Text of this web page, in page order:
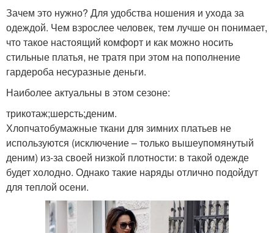
Зачем это нужно? Для удобства ношения и ухода за
одеждой. Чем взрослее человек, тем лучше он понимает,
что такое настоящий комфорт и как можно носить
стильные платья, не тратя при этом на пополнение
гардероба несуразные деньги.
Наиболее актуальны в этом сезоне:
трикотаж;шерсть;деним.
Хлопчатобумажные ткани для зимних платьев не
используются (исключение – только вышеупомянутый
деним) из-за своей низкой плотности: в такой одежде
будет холодно. Однако такие наряды отлично подойдут
для теплой осени.